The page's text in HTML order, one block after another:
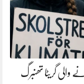
والی گریٹا تھنبرگ